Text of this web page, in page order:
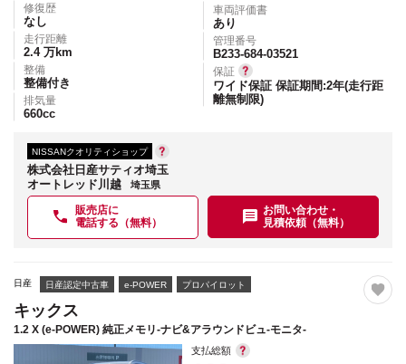
修復歴
なし
走行距離
2.4 万km
整備
整備付き
排気量
660cc
車両評価書
あり
管理番号
B233-684-03521
保証
ワイド保証 保証期間:2年(走行距
離無制限)
NISSANクオリティショップ
株式会社日産サティオ埼玉
オートレッド川越
埼玉県
販売店に
電話する（無料）
お問い合わせ・
見積依頼（無料）
日産 日産認定中古車 e-POWER プロパイロット
キックス
1.2 X (e-POWER) 純正メモリ-ナビ&アラウンドビュ-モニタ-
支払総額